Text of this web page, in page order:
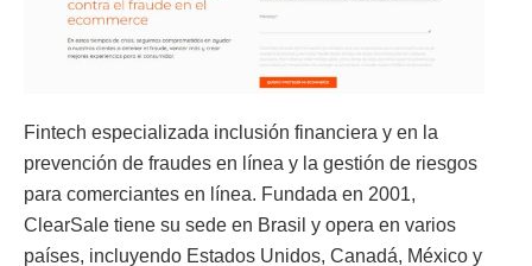
Fintech especializada inclusión financiera y en la
prevención de fraudes en línea y la gestión de riesgos
para comerciantes en línea. Fundada en 2001,
ClearSale tiene su sede en Brasil y opera en varios
países, incluyendo Estados Unidos, Canadá, México y